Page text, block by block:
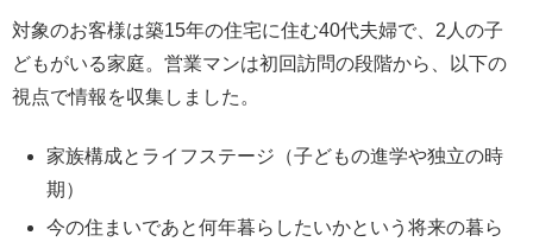
対象のお客様は築15年の住宅に住む40代夫婦で、2人の子
どもがいる家庭。営業マンは初回訪問の段階から、以下の
視点で情報を収集しました。
家族構成とライフステージ（子どもの進学や独立の時
期）
今の住まいであと何年暮らしたいかという将来の暮ら